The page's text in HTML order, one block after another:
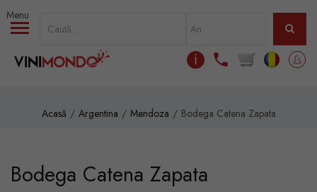
Mergi la conţinutul principal
ℹ
Acasă Argentina Mendoza Bodega Catena Zapata
Bodega Catena Zapata